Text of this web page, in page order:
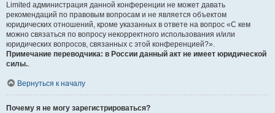
Limited администрация данной конференции не может давать
рекомендаций по правовым вопросам и не является объектом
юридических отношений, кроме указанных в ответе на вопрос «С кем
можно связаться по вопросу некорректного использования и/или
юридических вопросов, связанных с этой конференцией?».
Примечание переводчика: в России данный акт не имеет юридической
силы..
Вернуться к началу
Почему я не могу зарегистрироваться?